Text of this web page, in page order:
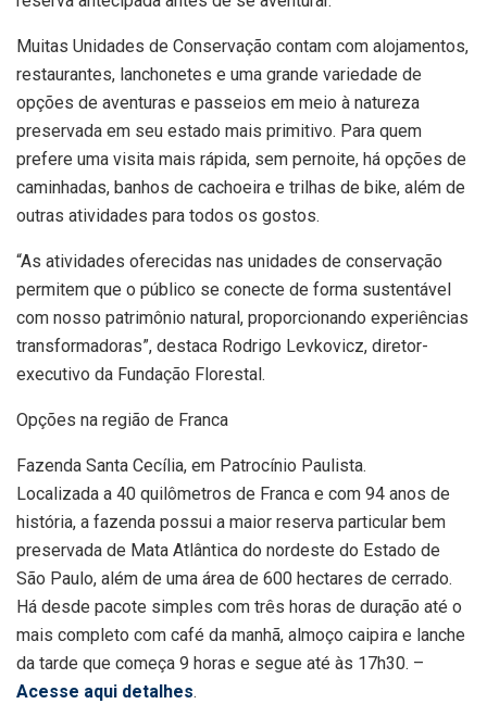
Muitas Unidades de Conservação contam com alojamentos,
restaurantes, lanchonetes e uma grande variedade de
opções de aventuras e passeios em meio à natureza
preservada em seu estado mais primitivo. Para quem
prefere uma visita mais rápida, sem pernoite, há opções de
caminhadas, banhos de cachoeira e trilhas de bike, além de
outras atividades para todos os gostos.
“As atividades oferecidas nas unidades de conservação
permitem que o público se conecte de forma sustentável
com nosso patrimônio natural, proporcionando experiências
transformadoras”, destaca Rodrigo Levkovicz, diretor-
executivo da Fundação Florestal.
Opções na região de Franca
Fazenda Santa Cecília, em Patrocínio Paulista.
Localizada a 40 quilômetros de Franca e com 94 anos de
história, a fazenda possui a maior reserva particular bem
preservada de Mata Atlântica do nordeste do Estado de
São Paulo, além de uma área de 600 hectares de cerrado.
Há desde pacote simples com três horas de duração até o
mais completo com café da manhã, almoço caipira e lanche
da tarde que começa 9 horas e segue até às 17h30. –
Acesse aqui detalhes.